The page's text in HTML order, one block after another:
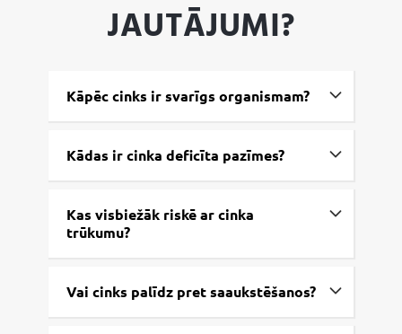
JAUTĀJUMI?
Kāpēc cinks ir svarīgs organismam?
Kādas ir cinka deficīta pazīmes?
Kas visbiežāk riskē ar cinka
trūkumu?
Vai cinks palīdz pret saaukstēšanos?